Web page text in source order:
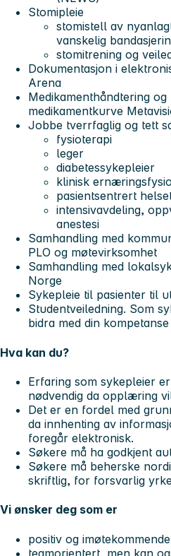
Stomipleie
stomistell av
vanskelig
stomitrening og
Dokumentasjon i
Arena
Medikamenthåndtering
medikamentkurve
Jobbe tverrfaglig og tett
fysioterapi
leger
diabetessykepleier
klinisk
pasientsentrert
intensivavdeling,
anestesi
Samhandling med
PLO og møtevirksomhet
Samhandling med
Norge
Sykepleie til pasienter til
Studentveiledning. Som
bidra med din
Hva kan du?
Erfaring som sykepleier
nødvendig da opplæring
Det er en fordel med
da innhenting av
foregår elektronisk.
Søkere må ha godkjent
Søkere må beherske
skriftlig, for forsvarlig
Vi ønsker deg som er
positiv og imøtekommende
teamorientert, men kan